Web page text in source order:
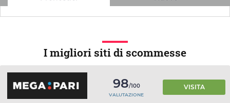
I migliori siti di scommesse
98/100
VALUTAZIONE
VISITA